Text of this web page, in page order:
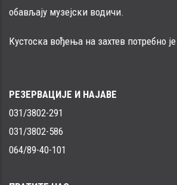
обављају музејски водичи.
Кустоска вођења на захтев потребно
РЕЗЕРВАЦИЈЕ И НАЈАВЕ
031/3802-291
031/3802-586
064/89-40-101